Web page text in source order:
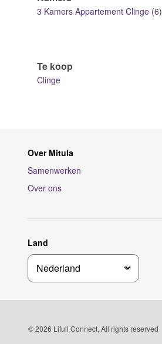
3 Kamers Appartement Clinge (6)
Te koop
Clinge
Over Mitula
Samenwerken
Over ons
Land
© 2026 Lifull Connect, All rights reserved